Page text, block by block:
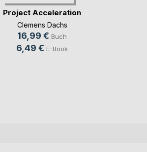
Project Acceleration
Clemens Dachs
16,99 € Buch
6,49 € E-Book